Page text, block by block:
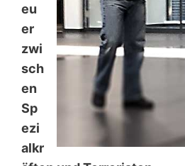
eu
er
zwi
sch
en
Sp
ezi
alkr